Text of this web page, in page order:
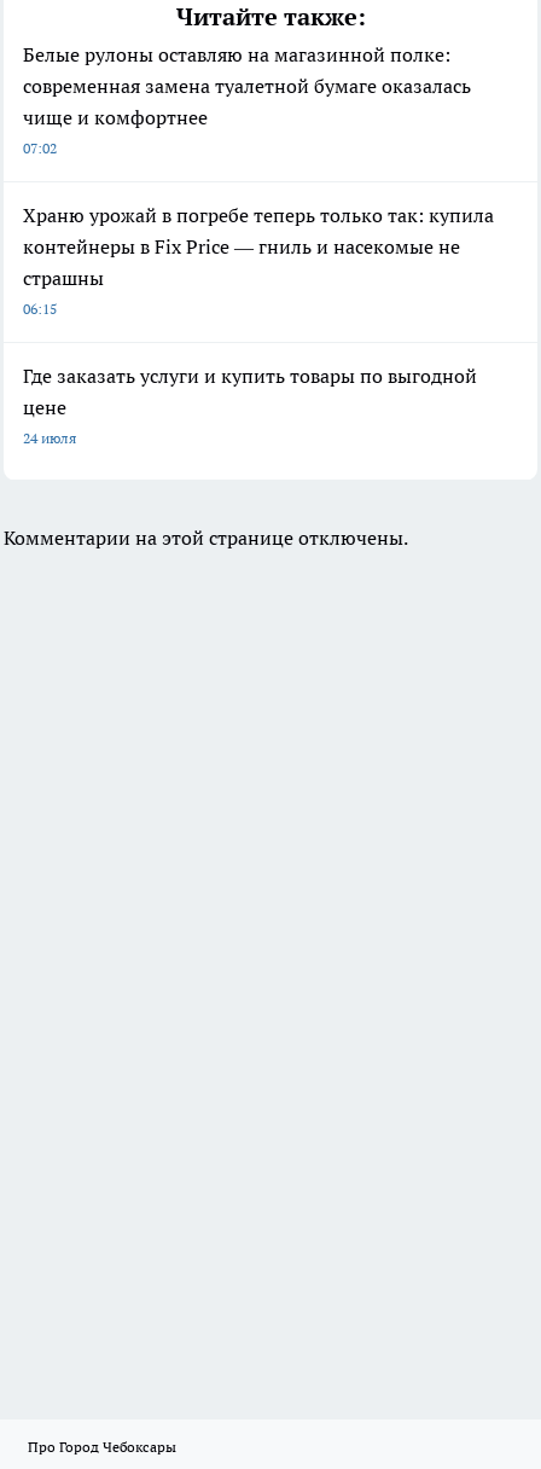
Читайте также:
Белые рулоны оставляю на магазинной полке:
современная замена туалетной бумаге оказалась
чище и комфортнее
07:02
Храню урожай в погребе теперь только так: купила
контейнеры в Fix Price — гниль и насекомые не
страшны
06:15
Где заказать услуги и купить товары по выгодной
цене
24 июля
Комментарии на этой странице отключены.
Про Город Чебоксары